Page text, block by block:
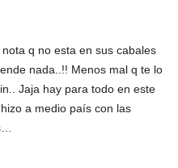
q no esta en sus cabales
nada..!! Menos mal q te lo
Jaja hay para todo en este
a medio país con las